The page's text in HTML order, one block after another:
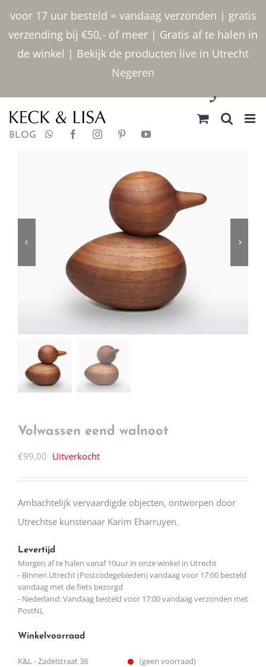
voor 17 uur besteld = vandaag verzonden | gratis
verzending bij €50,- of meer | Gratis af te halen in
de winkel | Bekijk de producten live in Utrecht
Negeren
inhoud
030 2400000
BLOG
Volwassen eend walnoot
€99,00 Uitverkocht
Ambachtelijk vervaardigde objecten, ontworpen door
Utrechtse kunstenaar Karim Eharruyen.
Levertijd
Morgen af te halen vanaf 10uur in onze winkel in Utrecht
- Binnen Utrecht (Postcodegebieden) vandaag voor 17:00 besteld
vandaag met de fiets bezorgd
- Nederland: Vandaag besteld voor 17:00 vandaag verzonden met
PostNL
Winkelvoorraad
K&L - Zadelstraat 38 (geen voorraad)